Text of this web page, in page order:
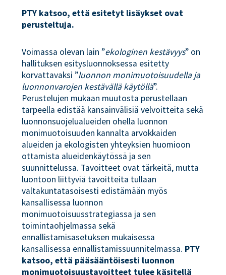
PTY katsoo, että esitetyt lisäykset ovat
perusteltuja.
Voimassa olevan lain ”ekologinen kestävyys” on
hallituksen esitysluonnoksessa esitetty
korvattavaksi ”luonnon monimuotoisuudella ja
luonnonvarojen kestävällä käytöllä”.
Perustelujen mukaan muutosta perustellaan
tarpeella edistää kansainvälisiä velvoitteita sekä
luonnonsuojelualueiden ohella luonnon
monimuotoisuuden kannalta arvokkaiden
alueiden ja ekologisten yhteyksien huomioon
ottamista alueidenkäytössä ja sen
suunnittelussa. Tavoitteet ovat tärkeitä, mutta
luontoon liittyviä tavoitteita tullaan
valtakuntatasoisesti edistämään myös
kansallisessa luonnon
monimuotoisuusstrategiassa ja sen
toimintaohjelmassa sekä
ennallistamisasetuksen mukaisessa
kansallisessa ennallistamissuunnitelmassa. PTY
katsoo, että pääsääntöisesti luonnon
monimuotoisuustavoitteet tulee käsitellä